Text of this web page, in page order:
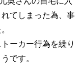
てしまった為、 事
ーカー行為を繰り
です。